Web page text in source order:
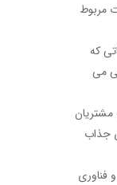
مربوط
که
می
مشتریان
جذاب
فناوری